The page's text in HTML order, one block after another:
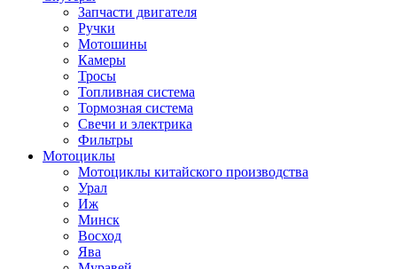
Запчасти двигателя
Ручки
Мотошины
Камеры
Тросы
Топливная система
Тормозная система
Свечи и электрика
Фильтры
Мотоциклы
Мотоциклы китайского производства
Урал
Иж
Минск
Восход
Ява